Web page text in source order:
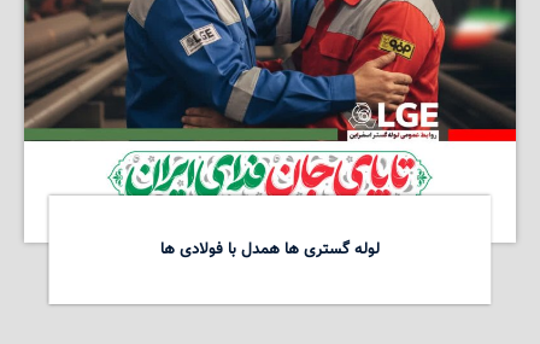
لوله گستری ها همدل با فولادی ها